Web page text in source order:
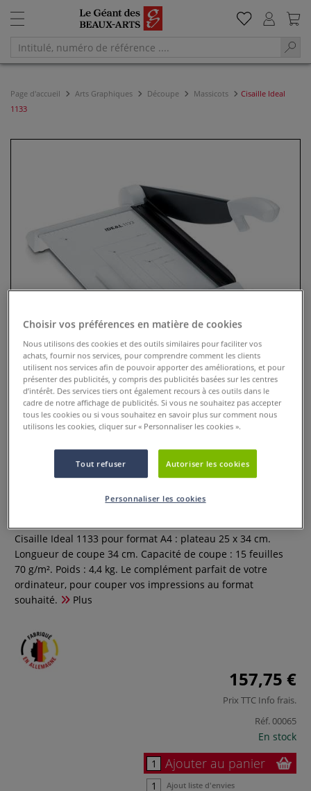
Page d'accueil Arts Graphiques Découpe Massicots
Cisaille Ideal
1133
Cisaille Ideal 1133
Cisaille Ideal 1133 pour format A4 : plateau 25 x 34 cm.
Longueur de coupe 34 cm. Capacité de coupe : 15 feuilles
70 g/m². Poids : 4,4 kg. Le complément parfait de votre
ordinateur, pour couper vos impressions au format
souhaité.
Plus
157,75 €
Prix TTC Info frais.
Réf.00065
En stock
Ajouter au panier
Ajout liste d'envies
Choisir vos préférences en matière de cookies
Nous utilisons des cookies et des outils similaires pour faciliter vos
achats, fournir nos services, pour comprendre comment les clients
utilisent nos services afin de pouvoir apporter des améliorations, et pour
présenter des publicités, y compris des publicités basées sur les centres
d’intérêt. Des services tiers ont également recours à ces outils dans le
cadre de notre affichage de publicités. Si vous ne souhaitez pas accepter
tous les cookies ou si vous souhaitez en savoir plus sur comment nous
utilisons les cookies, cliquer sur « Personnaliser les cookies ».
Tout refuser Autoriser les cookies
Personnaliser les cookies